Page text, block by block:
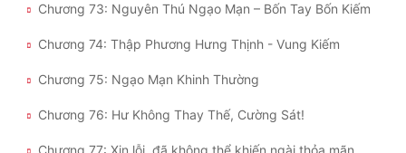
Chương 73: Nguyên Thú Ngạo Mạn – Bốn Tay Bốn Kiếm
Chương 74: Thập Phương Hưng Thịnh - Vung Kiếm
Chương 75: Ngạo Mạn Khinh Thường
Chương 76: Hư Không Thay Thế, Cường Sát!